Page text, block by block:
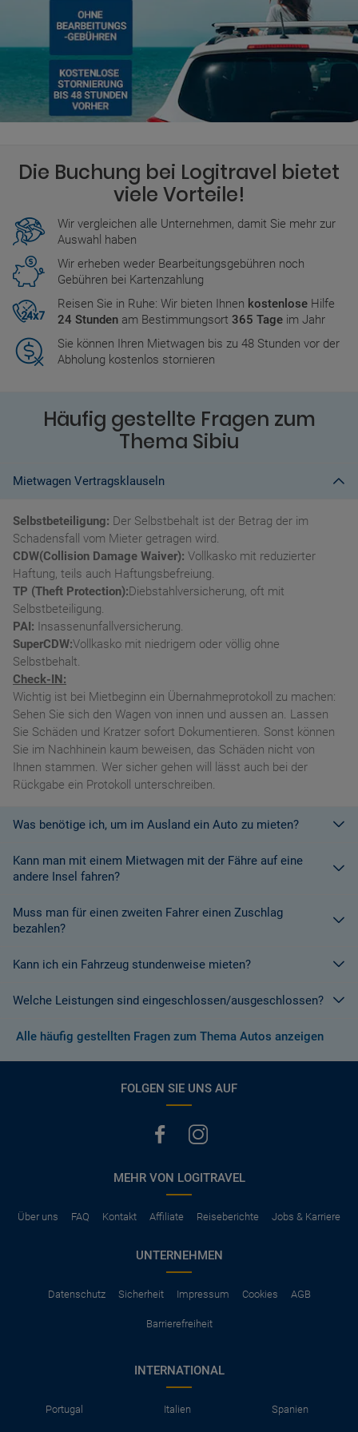
Die Buchung bei Logitravel bietet
viele Vorteile!
Wir vergleichen alle Unternehmen, damit Sie mehr zur
Auswahl haben
Wir erheben weder Bearbeitungsgebühren noch
Gebühren bei Kartenzahlung
Reisen Sie in Ruhe: Wir bieten Ihnen kostenlose Hilfe
24 Stunden am Bestimmungsort 365 Tage im Jahr
Sie können Ihren Mietwagen bis zu 48 Stunden vor der
Abholung kostenlos stornieren
Häufig gestellte Fragen zum
Thema Sibiu
Mietwagen Vertragsklauseln
Selbstbeteiligung: Der Selbstbehalt ist der Betrag der im
Schadensfall vom Mieter getragen wird.
CDW(Collision Damage Waiver): Vollkasko mit reduzierter
Haftung, teils auch Haftungsbefreiung.
TP (Theft Protection):Diebstahlversicherung, oft mit
Selbstbeteiligung.
PAI: Insassenunfallversicherung.
SuperCDW:Vollkasko mit niedrigem oder völlig ohne
Selbstbehalt.
Check-IN:
Wichtig ist bei Mietbeginn ein Übernahmeprotokoll zu machen:
Sehen Sie sich den Wagen von innen und aussen an. Lassen
Sie Schäden und Kratzer sofort Dokumentieren. Sonst können
Sie im Nachhinein kaum beweisen, das Schäden nicht von
Ihnen stammen. Wer sicher gehen will lässt auch bei der
Rückgabe ein Protokoll unterschreiben.
Was benötige ich, um im Ausland ein Auto zu mieten?
Mit einem europäischen Führerschein ist es kein Problem ein
Fahrzeug zu mieten. In Europa und bei den meisten
Kann man mit einem Mietwagen mit der Fähre auf eine
andere Insel fahren?
Die meisten Fahrzeugvermieter erlauben aus Gründen des
Versicherungsschutzes an Bord eines Schiffes nicht, dass ihre
Informationen finden Sie in den Bedingungen des Vermieters.
Muss man für einen zweiten Fahrer einen Zuschlag
bezahlen?
Ja. Für jeden zusätzlichen Fahrer muss am Zielort ein Zuschlag
Sonderangebot informiert, bei dem ein zusätzlicher Fahrer
Kann ich ein Fahrzeug stundenweise mieten?
Derzeit ist der Mindestzeitraum für eine Autoanmietung 24
Welche Leistungen sind eingeschlossen/ausgeschlossen?
Normalerweise werden Ihnen in den AGB's die Leistungen beim
Abschluss der Buchung aufgezeigt. Wenn nicht anders
(Normalerweise mit SB)
Die folgenden Leistungen sind normalerweise im Mietpreis
Parkhäuser, Maut, Steuern, Strafzettel
Kindersitze, GPS, Schneeketten
Alle häufig gestellten Fragen zum Thema Autos anzeigen
FOLGEN SIE UNS AUF
MEHR VON LOGITRAVEL
Über uns FAQ Kontakt Affiliate Reiseberichte Jobs & Karriere
UNTERNEHMEN
Datenschutz Sicherheit Impressum Cookies AGB
Barrierefreiheit
INTERNATIONAL
Portugal Italien Spanien